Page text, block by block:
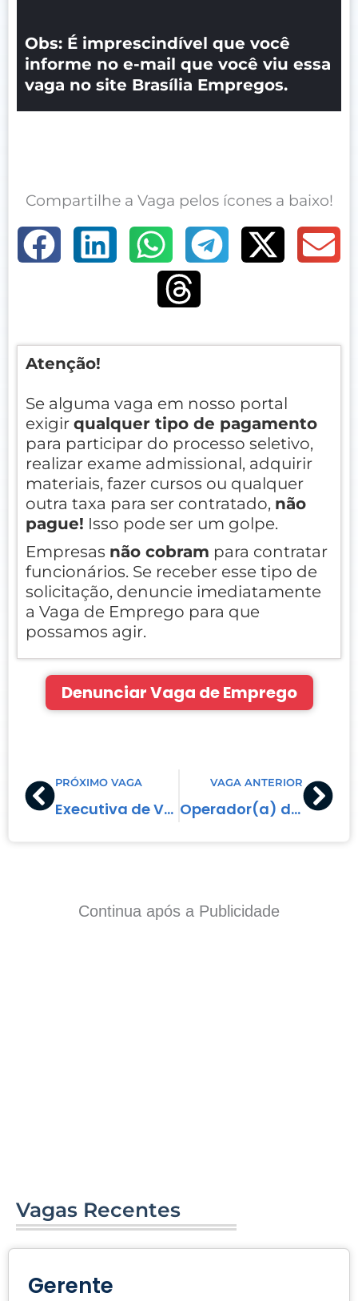
Obs: É imprescindível que você
informe no e-mail que você viu essa
vaga no site Brasília Empregos.
Compartilhe a Vaga pelos ícones a baixo!
Atenção!
Se alguma vaga em nosso portal
exigir qualquer tipo de pagamento
para participar do processo seletivo,
realizar exame admissional, adquirir
materiais, fazer cursos ou qualquer
outra taxa para ser contratado, não
pague! Isso pode ser um golpe.
Empresas não cobram para contratar
funcionários. Se receber esse tipo de
solicitação, denuncie imediatamente
a Vaga de Emprego para que
possamos agir.
Denunciar Vaga de Emprego
Prev
PRÓXIMO VAGA
Executiva de Vendas
VAGA ANTERIOR
Operador(a) de Caixa
Continua após a Publicidade
Vagas Recentes
Gerente